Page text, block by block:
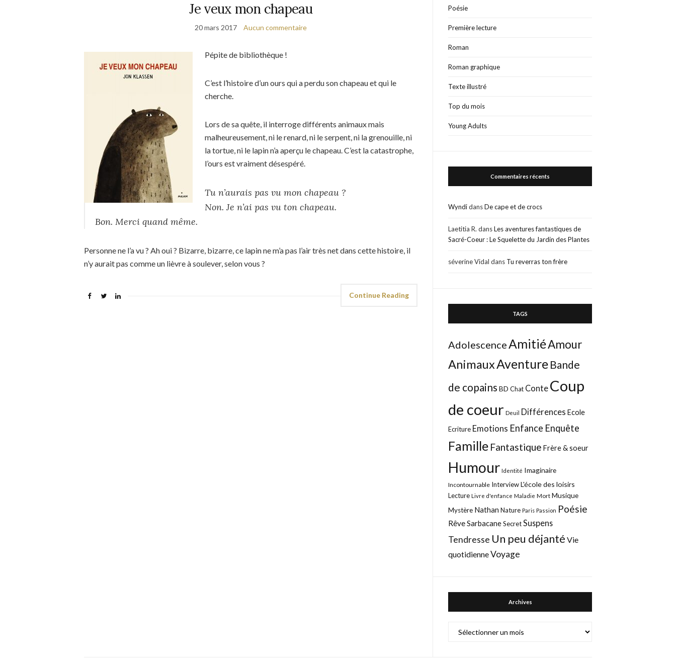
Je veux mon chapeau
20 mars 2017 Aucun commentaire
Pépite de bibliothèque !
C’est l’histoire d’un ours qui a perdu son chapeau et qui le
cherche.
Lors de sa quête, il interroge différents animaux mais
malheureusement, ni le renard, ni le serpent, ni la grenouille, ni
la tortue, ni le lapin n’a aperçu le chapeau. C’est la catastrophe,
l’ours est vraiment désespéré.
Tu n’aurais pas vu mon chapeau ?
Non. Je n’ai pas vu ton chapeau.
Bon. Merci quand même.
Personne ne l’a vu ? Ah oui ? Bizarre, bizarre, ce lapin ne m’a pas l’air très net dans cette histoire, il
n’y aurait pas comme un lièvre à soulever, selon vous ?
Continue Reading
Poésie
Première lecture
Roman
Roman graphique
Texte illustré
Top du mois
Young Adults
Commentaires récents
WyndidansDe cape et de crocs
Laetitia R. dansLes aventures fantastiques de
Sacré-Coeur : Le Squelette du Jardin des Plantes
séverine Vidal dans Tu reverras ton frère
TAGS
AdolescenceAmitiéAmour
AnimauxAventure Bande
de copains BD Chat Conte Coup
de coeur Deuil Différences Ecole
Ecriture Emotions Enfance Enquête
Famille Fantastique Frère & soeur
Humour Identité Imaginaire
Incontournable Interview L'école des loisirs
Lecture Livre d'enfance Maladie Mort Musique
Mystère Nathan Nature Paris Passion Poésie
RêveSarbacane Secret Suspens
Tendresse Un peu déjanté Vie
quotidienneVoyage
Archives